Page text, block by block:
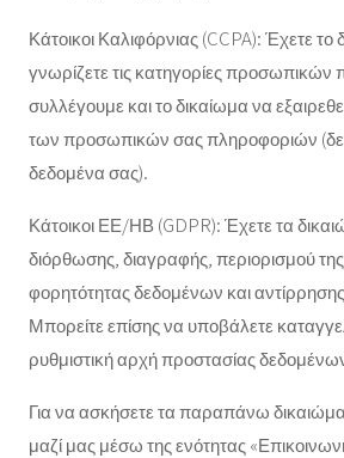
Κάτοικοι Καλιφόρνιας (CCPA): Έχετε το
γνωρίζετε τις κατηγορίες
συλλέγουμε και το δικαίωμα να
των προσωπικών σας πληροφοριών
δεδομένα σας).
Κάτοικοι ΕΕ/ΗΒ (GDPR): Έχετε τα
διόρθωσης, διαγραφής, περιορισμού
φορητότητας δεδομένων και
Μπορείτε επίσης να υποβάλετε
ρυθμιστική αρχή προστασίας
Για να ασκήσετε τα παραπάνω
μαζί μας μέσω της ενότητας